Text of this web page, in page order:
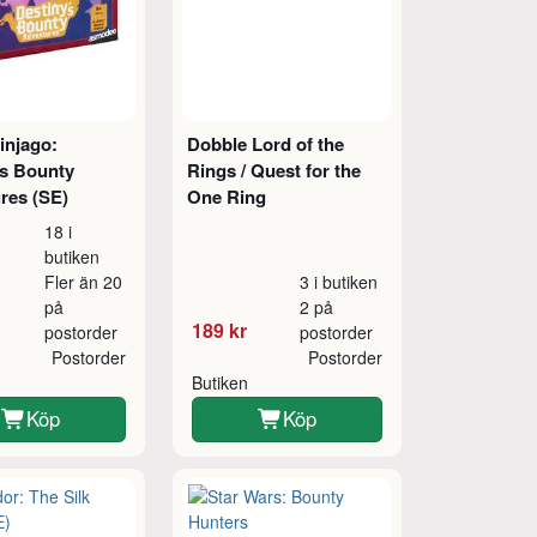
Bounty
(SE)
18 i
butiken
Fler än 20
på
postorder
Postorder
Köp
Dobble Lord of the
Rings / Quest for the
One Ring
189 kr
3 i butiken
2 på
postorder
Butiken
Postorder
Köp